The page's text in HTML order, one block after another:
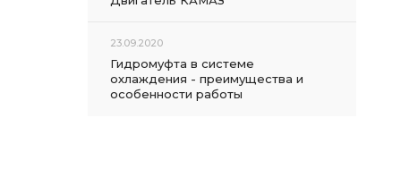
23.09.2020
Гидромуфта в системе
охлаждения - преимущества и
особенности работы